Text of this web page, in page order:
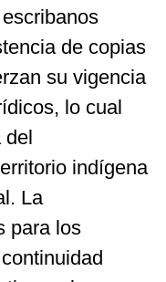
de copias
su vigencia
lo cual
del
indígena
La
para los